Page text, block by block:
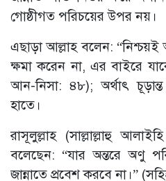
গোষ্ঠীগত পরিচয়ের উপর নয়।
এছাড়া আল্লাহ বলেন:
ক্ষমা করেন না, এর বাইরে
আন-নিসা: ৪৮); অর্থাৎ
হাতে।
রাসূলুল্লাহ (সাল্লাল্লাহু
বলেছেন: “যার অন্তরে অণু
জান্নাতে প্রবেশ করবে না।”